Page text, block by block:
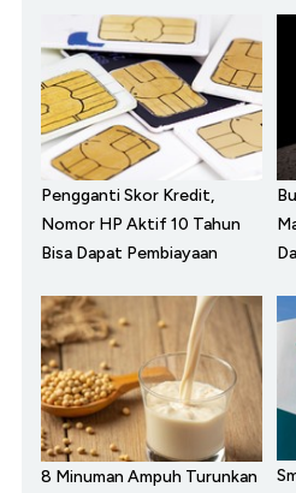
Pengganti Skor Kredit,
Nomor HP Aktif 10 Tahun
Bisa Dapat Pembiayaan
8 Minuman Ampuh Turunkan